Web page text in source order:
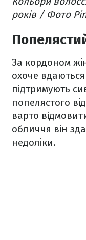
років / Фото
За кордоном
охоче
підтримують
попелястого
варто
обличчя він
недоліки.